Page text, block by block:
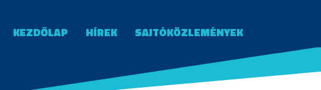
KEZDŐLAP HÍREK SAJTÓKÖZLEMÉNYEK